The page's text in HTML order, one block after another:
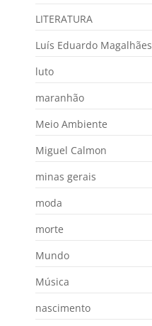
LITERATURA
Luís Eduardo Magalhães
luto
maranhão
Meio Ambiente
Miguel Calmon
minas gerais
moda
morte
Mundo
Música
nascimento